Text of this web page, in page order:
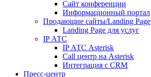
Сайт конференции
Информационный портал
Продающие сайты/Landing Page
Landing Page для услуг
IP АТС
IP АТС Asterisk
Call центр на Asterisk
Интеграция с CRM
Пресс-центр